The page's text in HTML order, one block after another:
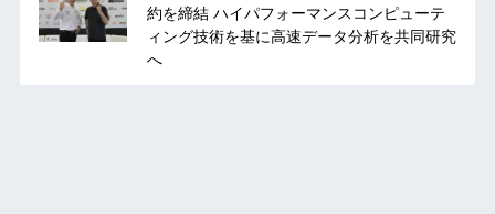
約を締結 ハイパフォーマンスコンピューテ
ィング技術を基に⾼速データ分析を共同研究
へ